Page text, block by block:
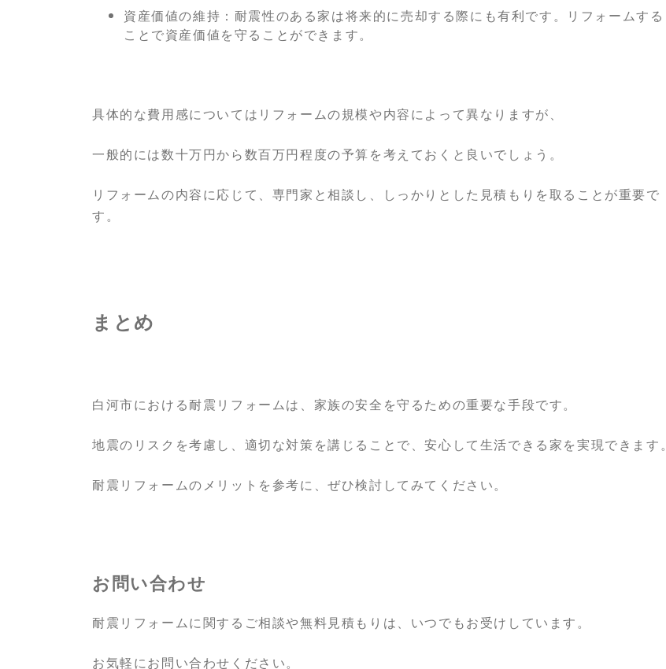
資産価値の維持：耐震性のある家は将来的に売却する際にも有利です。リフォームする
ことで資産価値を守ることができます。
具体的な費用感についてはリフォームの規模や内容によって異なりますが、
一般的には数十万円から数百万円程度の予算を考えておくと良いでしょう。
リフォームの内容に応じて、専門家と相談し、しっかりとした見積もりを取ることが重要で
す。
まとめ
白河市における耐震リフォームは、家族の安全を守るための重要な手段です。
地震のリスクを考慮し、適切な対策を講じることで、安心して生活できる家を実現できます。
耐震リフォームのメリットを参考に、ぜひ検討してみてください。
お問い合わせ
耐震リフォームに関するご相談や無料見積もりは、いつでもお受けしています。
お気軽にお問い合わせください。